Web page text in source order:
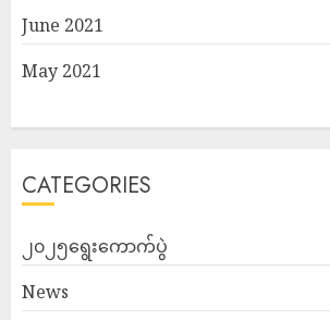
June 2021
May 2021
CATEGORIES
၂၀၂၅ရွေးကောက်ပွဲ
News